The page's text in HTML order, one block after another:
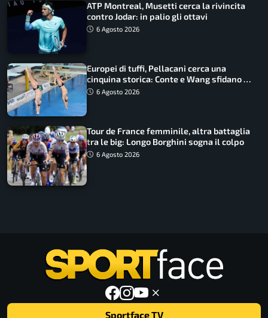
ATP Montreal, Musetti cerca la rivincita
contro Jodar: in palio gli ottavi
6 Agosto 2026
Europei di tuffi, Pellacani cerca una
cinquina storica: Conte e Wang sfidano la
piattaforma
6 Agosto 2026
Tour de France femminile, altra battaglia
tra le big: Longo Borghini sogna il colpo
6 Agosto 2026
Sportface TV